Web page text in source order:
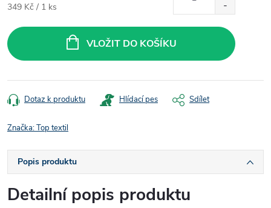
Měrná
349 Kč / 1 ks
VLOŽIT DO KOŠÍKU
Dotaz k produktu Hlídací pes Sdílet
Značka:Top textil
Popis produktu
Detailní popis produktu